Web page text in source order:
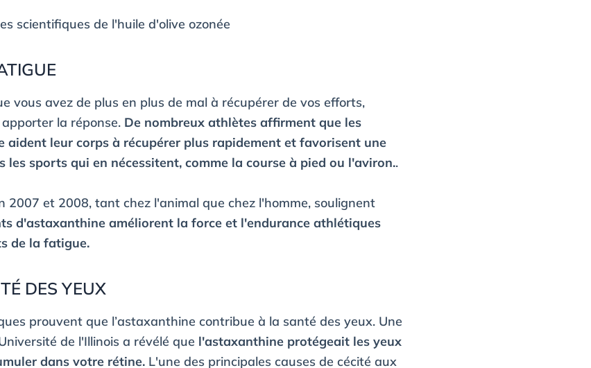
scientifiques de l'huile d'olive ozonée
vous avez de plus en plus de mal à récupérer de vos efforts,
la réponse. De nombreux athlètes affirment que les
aident leur corps à récupérer plus rapidement et favorisent une
les sports qui en nécessitent, comme la course à pied ou l'aviron..
2007 et 2008, tant chez l'animal que chez l'homme, soulignent
d'astaxanthine améliorent la force et l'endurance athlétiques
de la fatigue.
DES YEUX
prouvent que l’astaxanthine contribue à la santé des yeux. Une
de l'Illinois a révélé que l'astaxanthine protégeait les yeux
dans votre rétine. L'une des principales causes de cécité aux